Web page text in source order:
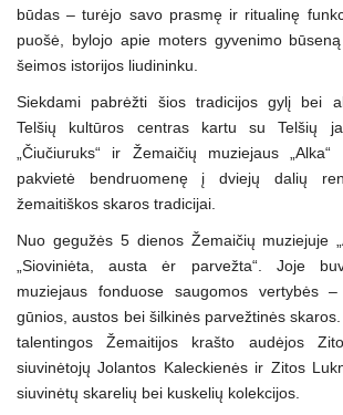
būdas – turėjo savo prasmę ir ritualinę
puošė, bylojo apie moters gyvenimo
šeimos istorijos liudininku.
Siekdami pabrėžti šios tradicijos gylį bei
Telšių kultūros centras kartu su Telšių
„Čiučiuruks“ ir Žemaičių muziejaus
pakvietė bendruomenę į dviejų dalių
žemaitiškos skaros tradicijai.
Nuo gegužės 5 dienos Žemaičių muziejuje
„Sioviniėta, austa ėr parvežta“. Joje
muziejaus fonduose saugomos vertybės
gūnios, austos bei šilkinės parvežtinės
talentingos Žemaitijos krašto audėjos
siuvinėtojų Jolantos Kaleckienės ir Zitos
siuvinėtų skarelių bei kuskelių kolekcijos.